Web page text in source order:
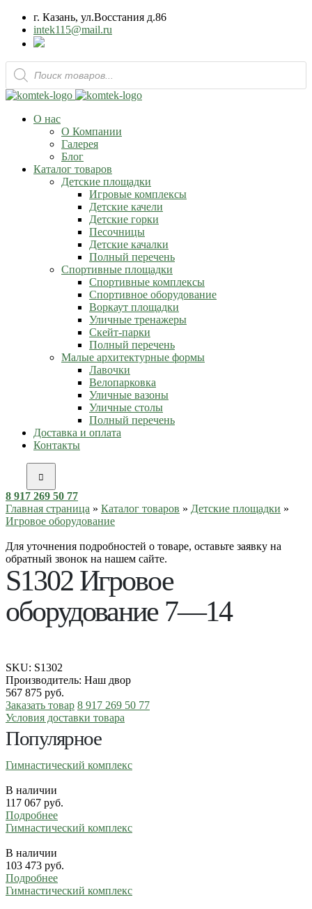
г. Казань, ул.Восстания д.86
intek115@mail.ru
Поиск
товаров
О нас
О Компании
Галерея
Блог
Каталог товаров
Детские площадки
Игровые комплексы
Детские качели
Детские горки
Песочницы
Детские качалки
Полный перечень
Спортивные площадки
Спортивные комплексы
Спортивное оборудование
Воркаут площадки
Уличные тренажеры
Скейт-парки
Полный перечень
Малые архитектурные формы
Лавочки
Велопарковка
Уличные вазоны
Уличные столы
Полный перечень
Доставка и оплата
Контакты
8 917 269 50 77
Главная страница » Каталог товаров » Детские площадки »
Игровое оборудование
Для уточнения подробностей о товаре, оставьте заявку на
обратный звонок на нашем сайте.
S1302 Игровое
оборудование 7—14
SKU: S1302
Производитель: Наш двор
567 875 руб.
Заказать товар 8 917 269 50 77
Условия доставки товара
Популярное
Гимнастический комплекс
В наличии
117 067 руб.
Подробнее
Гимнастический комплекс
В наличии
103 473 руб.
Подробнее
Гимнастический комплекс